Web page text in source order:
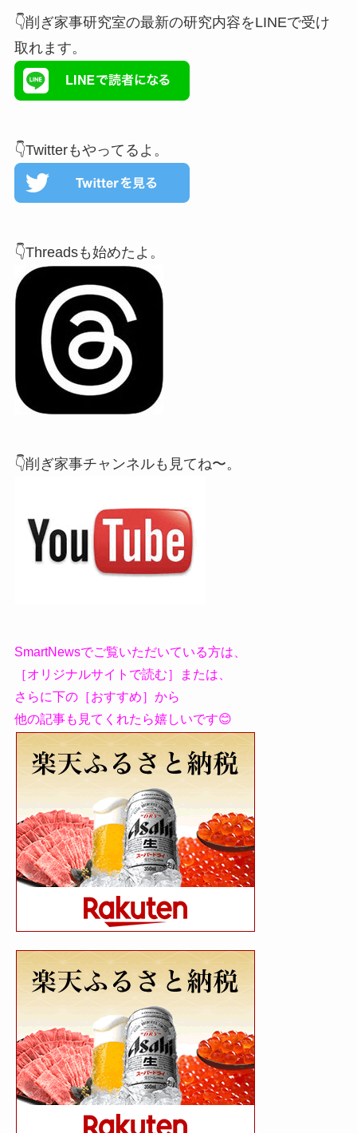
👇削ぎ家事研究室の最新の研究内容をLINEで受け
取れます。
👇Twitterもやってるよ。
👇Threadsも始めたよ。
👇削ぎ家事チャンネルも見てね〜。
SmartNewsでご覧いただいている方は、
［オリジナルサイトで読む］または、
さらに下の［おすすめ］から
他の記事も見てくれたら嬉しいです😊